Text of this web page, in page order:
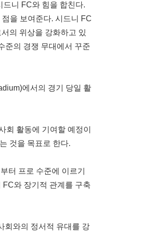
드니 FC와 힘을 합친다.
을 보여준다. 시드니 FC
의 위상을 강화하고 있
준의 경쟁 무대에서 꾸준
에서의 경기 당일 활
회 활동에 기여할 예정이
것을 목표로 한다.
터 프로 수준에 이르기
와 장기적 관계를 구축
회와의 정서적 유대를 강